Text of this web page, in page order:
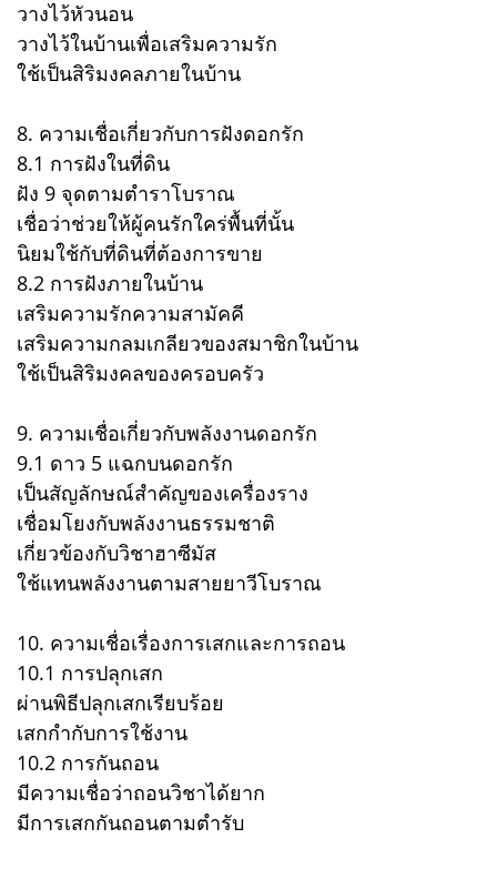
วางไว้หัวนอน
วางไว้ในบ้านเพื่อเสริมความรัก
ใช้เป็นสิริมงคลภายในบ้าน
8. ความเชื่อเกี่ยวกับการฝังดอกรัก
8.1 การฝังในที่ดิน
ฝัง 9 จุดตามตำราโบราณ
เชื่อว่าช่วยให้ผู้คนรักใคร่พื้นที่นั้น
นิยมใช้กับที่ดินที่ต้องการขาย
8.2 การฝังภายในบ้าน
เสริมความรักความสามัคคี
เสริมความกลมเกลียวของสมาชิกในบ้าน
ใช้เป็นสิริมงคลของครอบครัว
9. ความเชื่อเกี่ยวกับพลังงานดอกรัก
9.1 ดาว 5 แฉกบนดอกรัก
เป็นสัญลักษณ์สำคัญของเครื่องราง
เชื่อมโยงกับพลังงานธรรมชาติ
เกี่ยวข้องกับวิชาฮาซีมัส
ใช้แทนพลังงานตามสายยาวีโบราณ
10. ความเชื่อเรื่องการเสกและการถอน
10.1 การปลุกเสก
ผ่านพิธีปลุกเสกเรียบร้อย
เสกกำกับการใช้งาน
10.2 การกันถอน
มีความเชื่อว่าถอนวิชาได้ยาก
มีการเสกกันถอนตามตำรับ